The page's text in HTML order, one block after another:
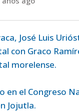
José Luis
con Graco
morelense.
en el Congreso
Jojutla.